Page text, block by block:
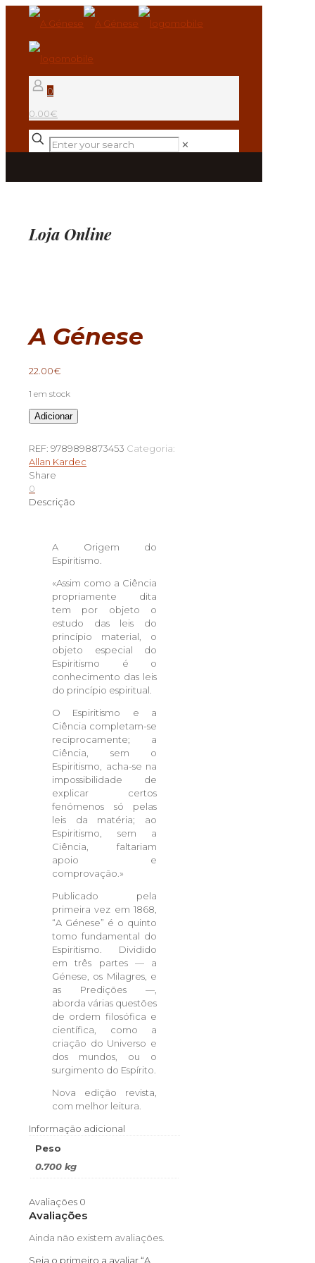
0
0.00€
✕
Loja Online
A Génese
22.00€
1 em stock
Quantidade
de
Génese
Adicionar
REF: 9789898873453 Categoria:
Allan Kardec
Share
0
Descrição
A Origem do
Espiritismo.
«Assim como a Ciência
propriamente dita
tem por objeto o
estudo das leis do
princípio material, o
objeto especial do
Espiritismo é o
conhecimento das leis
do princípio espiritual.
O Espiritismo e a
Ciência completam-se
reciprocamente; a
Ciência, sem o
Espiritismo, acha-se na
impossibilidade de
explicar certos
fenómenos só pelas
leis da matéria; ao
Espiritismo, sem a
Ciência, faltariam
apoio e
comprovação.»
Publicado pela
primeira vez em 1868,
“A Génese” é o quinto
tomo fundamental do
Espiritismo. Dividido
em três partes — a
Génese, os Milagres, e
as Predições —,
aborda várias questões
de ordem filosófica e
científica, como a
criação do Universo e
dos mundos, ou o
surgimento do Espírito.
Nova edição revista,
com melhor leitura.
Informação adicional
Peso
0.700 kg
Avaliações 0
Avaliações
Ainda não existem avaliações.
Seja o primeiro a avaliar “A